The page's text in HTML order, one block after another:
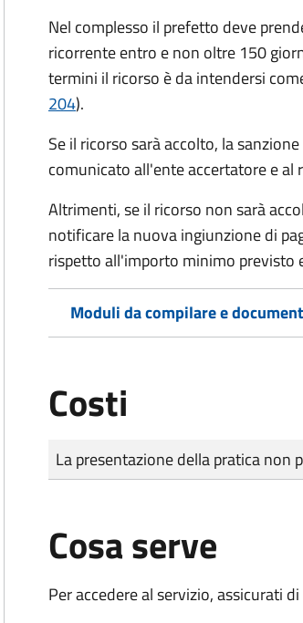
Nel complesso il prefetto deve
ricorrente entro e non oltre 150
termini il ricorso è da intendersi
204).
Se il ricorso sarà accolto, la
comunicato all'ente accertatore e al
Altrimenti, se il ricorso non sarà
notificare la nuova ingiunzione di
rispetto all'importo minimo previsto
Moduli da compilare e
Costi
Tipo di pagamento
Importo
La presentazione della pratica non
Cosa serve
Per accedere al servizio, assicurati